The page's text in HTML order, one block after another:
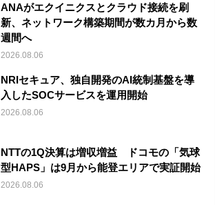
ANAがエクイニクスとクラウド接続を刷
新、ネットワーク構築期間が数カ月から数
週間へ
2026.08.06
NRIセキュア、独自開発のAI統制基盤を導
入したSOCサービスを運用開始
2026.08.06
NTTの1Q決算は増収増益 ドコモの「気球
型HAPS」は9月から能登エリアで実証開始
2026.08.06